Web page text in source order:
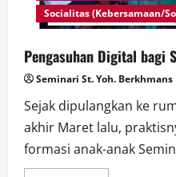
Socialitas (Kebersamaan/
Pengasuhan Digital bagi
Seminari St. Yoh. Berkhmans
Sejak dipulangkan ke
akhir Maret lalu,
formasi anak-anak